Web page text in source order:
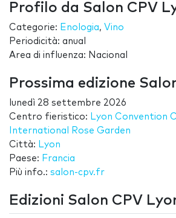
Profilo da Salon CPV
Categorie: Enologia, Vino
Periodicità: anual
Area di influenza: Nacional
Prossima edizione
lunedì 28 settembre 2026
Centro fieristico: Lyon Convention
International Rose Garden
Città: Lyon
Paese: Francia
Più info.: salon-cpv.fr
Edizioni Salon CPV